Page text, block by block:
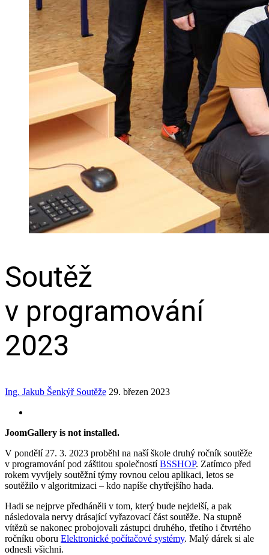
Soutěž
v programování
2023
Ing. Jakub Šenkýř Soutěže 29. březen 2023
JoomGallery is not installed.
V pondělí 27. 3. 2023 proběhl na naší škole druhý ročník soutěže
v programování pod záštitou společnostíBSSHOP. Zatímco před
rokem vyvíjely soutěžní týmy rovnou celou aplikaci, letos se
soutěžilo v algoritmizaci – kdo napíše chytřejšího hada.
Hadi se nejprve předháněli v tom, který bude nejdelší, a pak
následovala nervy drásající vyřazovací část soutěže. Na stupně
vítězů se nakonec probojovali zástupci druhého, třetího i čtvrtého
ročníku oboru Elektronické počítačové systémy. Malý dárek si ale
odnesli všichni.